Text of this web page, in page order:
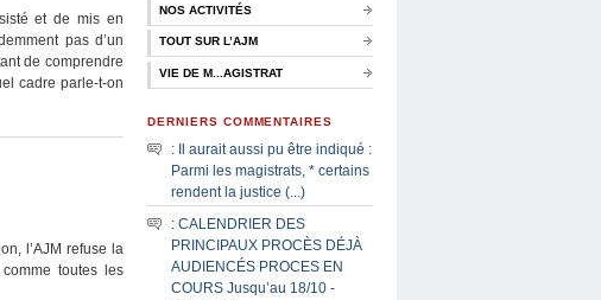
et de mis en
pas d’un
de comprendre
cadre parle-t-on
l’AJM refuse la
toutes les
NOS ACTIVITÉS
TOUT SUR L’AJM
VIE DE M...AGISTRAT
DERNIERS COMMENTAIRES
: Il aurait aussi pu être indiqué :
Parmi les magistrats, * certains
rendent la justice (...)
: CALENDRIER DES
PRINCIPAUX PROCÈS DÉJÀ
AUDIENCÉS PROCES EN
COURS Jusqu’au 18/10 -